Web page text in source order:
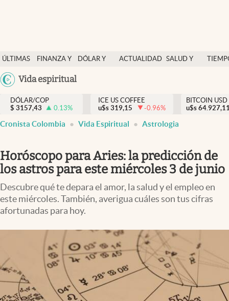
ÚLTIMAS
NOTICIAS
FINANZA Y
DÓLAR Y
ACTUALIDAD SALUD Y
México
Uruguay
Vida espiritual
Salud y nutrición
Vida espiritual
Actualidad
Curiosidades
Colombia
DÓLAR/COP
$ 3157,43 0.13%
ICE US COFFEE
u$s 319,15 -0.96%
BITCOIN USD
u$s
Cronista Colombia Vida Espiritual Astrologia
Horóscopo para Aries: la predicción de
los astros para este miércoles 3 de junio
Descubre qué te depara el amor, la salud y el empleo en
este miércoles. También, averigua cuáles son tus cifras
afortunadas para hoy.